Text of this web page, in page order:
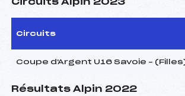
Circuits Alpin 2023
Circuits
Coupe d'Argent U16 Savoie –
Résultats Alpin 2022